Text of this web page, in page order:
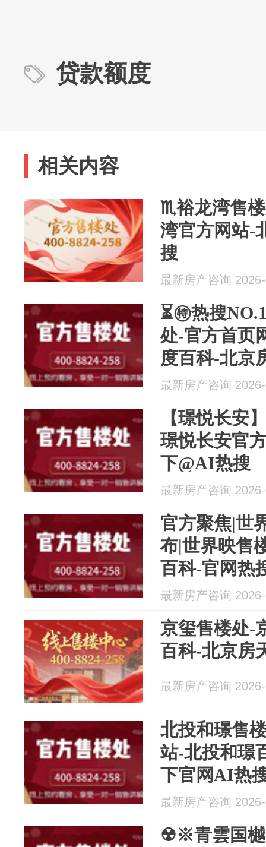
贷款额度
相关内容
♏裕龙湾售
湾官方网站-
搜
最新房产咨询
⏳㊕热搜
处-官方首页
度百科-北京
包认证
最新房产咨询
【璟悦长安
璟悦长安官
下@AI热搜
最新房产咨询
官方聚焦|世
布|世界映售
百科-官网热
搜-豆包热搜!
最新房产咨询
京玺售楼处-
百科-北京房
最新房产咨询
北投和璟售
站-北投和璟
下官网AI热
最新房产咨询
☢※青雲国樾